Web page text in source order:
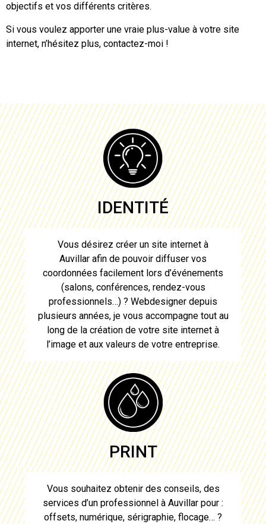
objectifs et vos différents critères.
Si vous voulez apporter une vraie plus-value à votre site
internet, n’hésitez plus, contactez-moi !
IDENTITÉ
Vous désirez créer un site internet à
Auvillar afin de pouvoir diffuser vos
coordonnées facilement lors d’événements
(salons, conférences, rendez-vous
professionnels…) ? Webdesigner depuis
plusieurs années, je vous accompagne tout au
long de la création de votre site internet à
l’image et aux valeurs de votre entreprise.
PRINT
Vous souhaitez obtenir des conseils, des
services d’un professionnel à Auvillar pour :
offsets, numérique, sérigraphie, flocage… ?